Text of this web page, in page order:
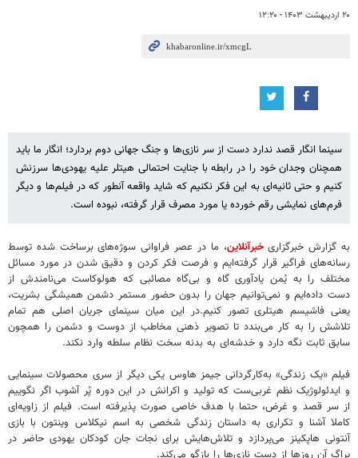
۲۰ اردیبهشت ۱۴۰۳ - ۱۲:۲۰
سینما انگار قصد ندارد دست از سر نازی‌ها و جنگ جهانی دوم بردارد؛ انگار ما باید
همچنان وجدان خود را در رابطه با جنایت احتمالی هیتلر علیه یهودی‌ها سرزنش
کنیم و حتی ثانیه‌ای به این فکر نکنیم که شاید واقعه آنطور که در فیلم‌ها و دیگر
فرم‌های نمایشی رقم خورده یا مورد مصرف قرار گرفته، نبوده است.
به گزارش خبرگزاریخبرآنلاین، ما در عصر فراوانی سوژه‌های برساخت شده توسط
رسانه‌های فراگیر قرار گرفته‌ایم و فرصت فکر کردن و دقیق شدن در مورد مسائل
مختلف را به یُمن یادآوری گاه‌ و بی‌گاه مصائبی که هولوکاست می‌نامندش از
دست داده‌ایم و نمی‌توانیم جهان را بدون حضور مستمر دشمن همیشگی بشریت،
یعنی فاشیسم هیتلری تصور کنیم.در این میان سینمای جریان اصلی هم تمام
تلاشش را به‌ کار می‌بندد تا تصویر ذهنی مخاطب از دوست و دشمن را همچون
سابق ثابت نگه دارد و خدشه‌ای به بدنه سخت نظام سلطه وارد نکند.
فیلم «یک زندگی» به‌کارگردانی جیمز هاوس یکی دیگر از سری محصولات سینمایی
و ایدئولوژیک نظم غربی‌ست که تولید و اکرانش در این دوره پُر آشوب اگر نگوییم
از سر قصد و غرض، حتما با هدف خاصی صورت پذیرفته است. فیلم از زاویه‌ای
کاملا آشنا و تکراری به داستان زندگی شخصی به اسم نیکلاس وینتون با بازی
آنتونی هاپکینز می‌پردازد و تلاش‌هایش برای نجات جان کودکان یهودی حاضر در
پراگِ آن روزها از دست نازی‌ها را بازگو می‌کند.